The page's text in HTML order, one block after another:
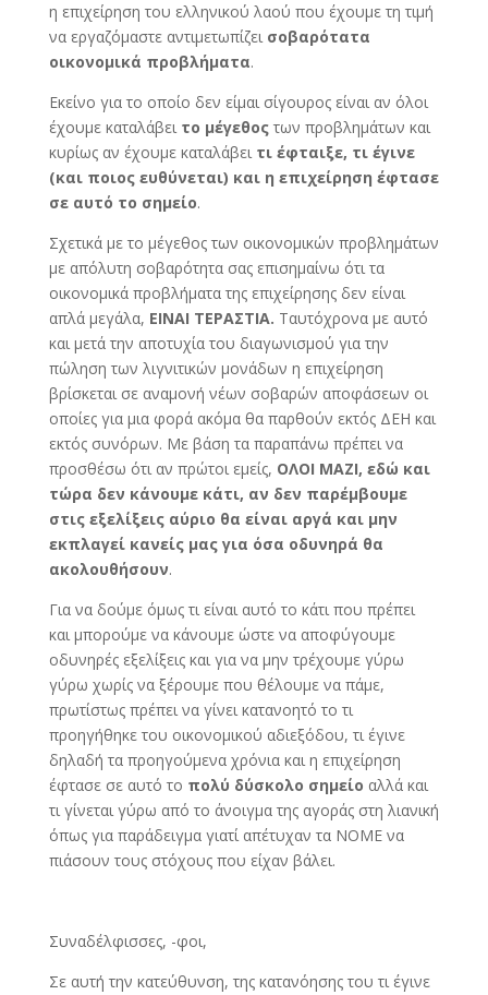
η επιχείρηση του ελληνικού λαού που έχουμε τη τιμή
να εργαζόμαστε αντιμετωπίζει σοβαρότατα
οικονομικά προβλήματα.
Εκείνο για το οποίο δεν είμαι σίγουρος είναι αν όλοι
έχουμε καταλάβει το μέγεθοςτων προβλημάτων και
κυρίως αν έχουμε καταλάβει τι έφταιξε, τι έγινε
(και ποιος ευθύνεται) και η επιχείρηση έφτασε
σε αυτό το σημείο.
Σχετικά με το μέγεθος των οικονομικών προβλημάτων
με απόλυτη σοβαρότητα σας επισημαίνω ότι τα
οικονομικά προβλήματα της επιχείρησης δεν είναι
απλά μεγάλα, ΕΙΝΑΙ ΤΕΡΑΣΤΙΑ. Ταυτόχρονα με αυτό
και μετά την αποτυχία του διαγωνισμού για την
πώληση των λιγνιτικών μονάδων η επιχείρηση
βρίσκεται σε αναμονή νέων σοβαρών αποφάσεων οι
οποίες για μια φορά ακόμα θα παρθούν εκτός ΔΕΗ και
εκτός συνόρων. Με βάση τα παραπάνω πρέπει να
προσθέσω ότι αν πρώτοι εμείς, ΟΛΟΙ ΜΑΖΙ, εδώ και
τώρα δεν κάνουμε κάτι, αν δεν παρέμβουμε
στις εξελίξεις αύριο θα είναι αργά και μην
εκπλαγεί κανείς μας για όσα οδυνηρά θα
ακολουθήσουν.
Για να δούμε όμως τι είναι αυτό το κάτι που πρέπει
και μπορούμε να κάνουμε ώστε να αποφύγουμε
οδυνηρές εξελίξεις και για να μην τρέχουμε γύρω
γύρω χωρίς να ξέρουμε που θέλουμε να πάμε,
πρωτίστως πρέπει να γίνει κατανοητό το τι
προηγήθηκε του οικονομικού αδιεξόδου, τι έγινε
δηλαδή τα προηγούμενα χρόνια και η επιχείρηση
έφτασε σε αυτό το πολύ δύσκολο σημείο αλλά και
τι γίνεται γύρω από το άνοιγμα της αγοράς στη λιανική
όπως για παράδειγμα γιατί απέτυχαν τα ΝΟΜΕ να
πιάσουν τους στόχους που είχαν βάλει.
Συναδέλφισσες, -φοι,
Σε αυτή την κατεύθυνση, της κατανόησης του τι έγινε